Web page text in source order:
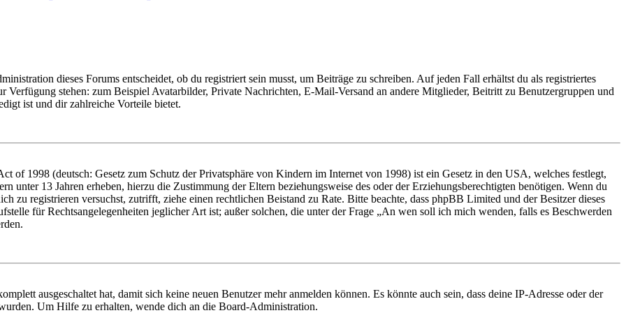
dieses Forums entscheidet, ob du registriert sein musst, um Beiträge zu schreiben. Auf jeden Fall erhältst du als registriertes
stehen: zum Beispiel Avatarbilder, Private Nachrichten, E-Mail-Versand an andere Mitglieder, Beitritt zu Benutzergruppen und
ist und dir zahlreiche Vorteile bietet.
of 1998 (deutsch: Gesetz zum Schutz der Privatsphäre von Kindern im Internet von 1998) ist ein Gesetz in den USA, welches festlegt,
unter 13 Jahren erheben, hierzu die Zustimmung der Eltern beziehungsweise des oder der Erziehungsberechtigten benötigen. Wenn du
zu registrieren versuchst, zutrifft, ziehe einen rechtlichen Beistand zu Rate. Bitte beachte, dass phpBB Limited und der Besitzer dieses
für Rechtsangelegenheiten jeglicher Art ist; außer solchen, die unter der Frage „An wen soll ich mich wenden, falls es Beschwerden
ausgeschaltet hat, damit sich keine neuen Benutzer mehr anmelden können. Es könnte auch sein, dass deine IP-Adresse oder der
Um Hilfe zu erhalten, wende dich an die Board-Administration.